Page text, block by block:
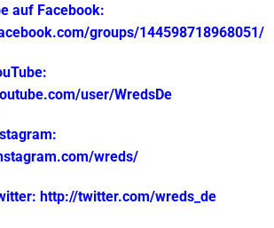
auf Facebook:
groups/144598718968051/
user/WredsDe
wreds/
http://twitter.com/wreds_de